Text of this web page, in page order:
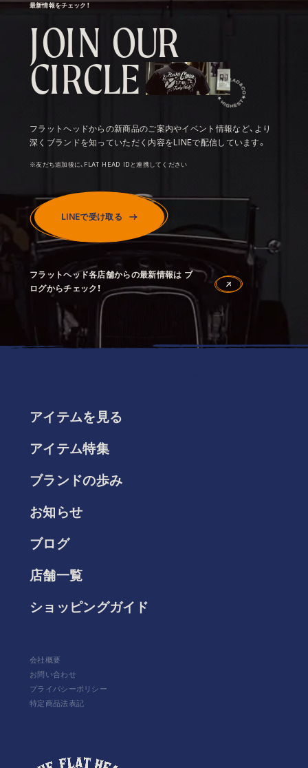
最新情報をチェック！
JOIN OUR
CIRCLE
フラットヘッドからの新商品のご案内やイベント情報など、より
深くブランドを知っていただく内容をLINEで配信しています。
※友だち追加後に、FLAT HEAD IDと連携してください
LINEで受け取る
フラットヘッド各店舗からの最新情報は ブ
ログからチェック！
アイテムを見る
アイテム特集
ブランドの歩み
お知らせ
ブログ
店舗一覧
ショッピングガイド
会社概要
お問い合わせ
プライバシーポリシー
特定商品法表記